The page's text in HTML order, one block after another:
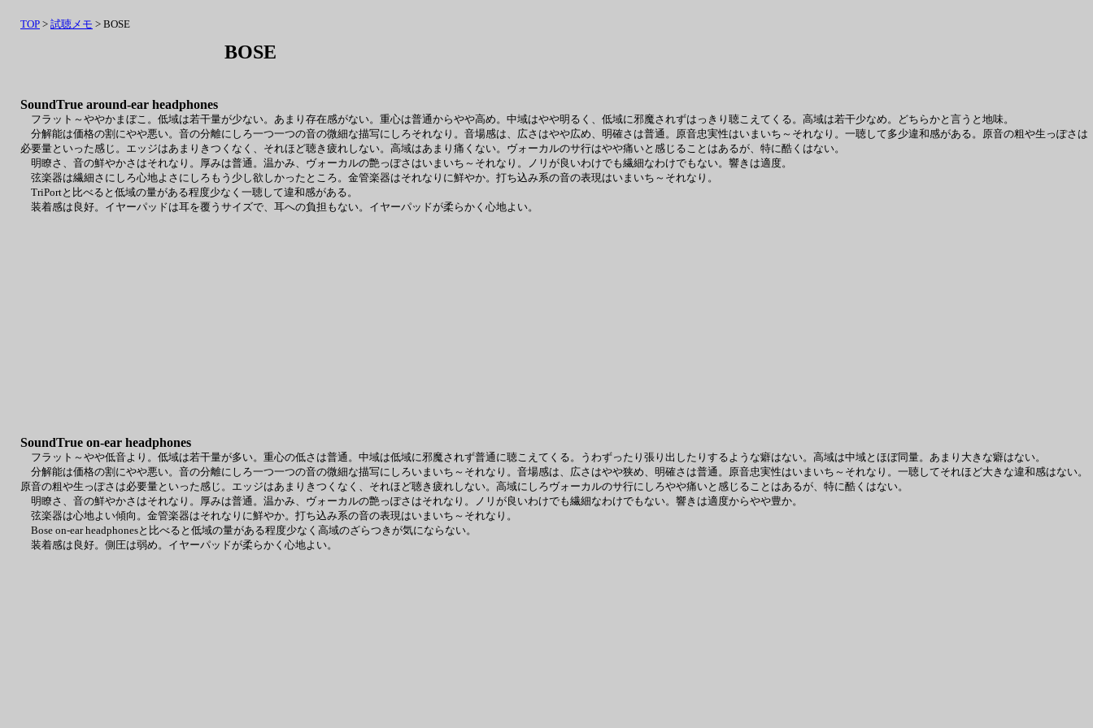
SoundTrue around-ear headphones
フラット～ややかまぼこ。低域は若干量が少ない。あまり存在感がない。重心は普通からやや高め。中域はやや明るく、低域に邪魔されずはっきり聴こえてくる。高域は若干少なめ。どちらかと言うと地味。
分解能は価格の割にやや悪い。音の分離にしろ一つ一つの音の微細な描写にしろそれなり。音場感は、広さはやや広め、明確さは普通。原音忠実性はいまいち～それなり。一聴して多少違和感がある。原音の粗や生っぽさは
必要量といった感じ。エッジはあまりきつくなく、それほど聴き疲れしない。高域はあまり痛くない。ヴォーカルのサ行はやや痛いと感じることはあるが、特に酷くはない。
明瞭さ、音の鮮やかさはそれなり。厚みは普通。温かみ、ヴォーカルの艶っぽさはいまいち～それなり。ノリが良いわけでも繊細なわけでもない。響きは適度。
弦楽器は繊細さにしろ心地よさにしろもう少し欲しかったところ。金管楽器はそれなりに鮮やか。打ち込み系の音の表現はいまいち～それなり。
TriPortと比べると低域の量がある程度少なく一聴して違和感がある。
装着感は良好。イヤーパッドは耳を覆うサイズで、耳への負担もない。イヤーパッドが柔らかく心地よい。
SoundTrue on-ear headphones
フラット～やや低音より。低域は若干量が多い。重心の低さは普通。中域は低域に邪魔されず普通に聴こえてくる。うわずったり張り出したりするような癖はない。高域は中域とほぼ同量。あまり大きな癖はない。
分解能は価格の割にやや悪い。音の分離にしろ一つ一つの音の微細な描写にしろいまいち～それなり。音場感は、広さはやや狭め、明確さは普通。原音忠実性はいまいち～それなり。一聴してそれほど大きな違和感はない。
原音の粗や生っぽさは必要量といった感じ。エッジはあまりきつくなく、それほど聴き疲れしない。高域にしろヴォーカルのサ行にしろやや痛いと感じることはあるが、特に酷くはない。
明瞭さ、音の鮮やかさはそれなり。厚みは普通。温かみ、ヴォーカルの艶っぽさはそれなり。ノリが良いわけでも繊細なわけでもない。響きは適度からやや豊か。
弦楽器は心地よい傾向。金管楽器はそれなりに鮮やか。打ち込み系の音の表現はいまいち～それなり。
Bose on-ear headphonesと比べると低域の量がある程度少なく高域のざらつきが気にならない。
装着感は良好。側圧は弱め。イヤーパッドが柔らかく心地よい。
BOSE
TOP > 試聴メモ > BOSE